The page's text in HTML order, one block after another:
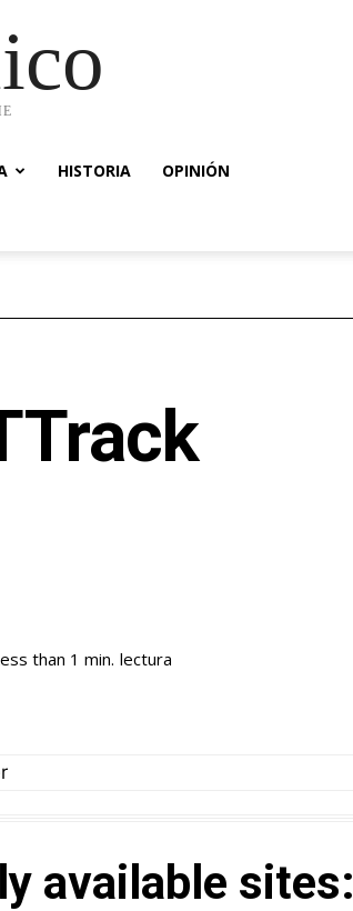
HISTORIA OPINIÓN
than 1 min. lectura
available sites: